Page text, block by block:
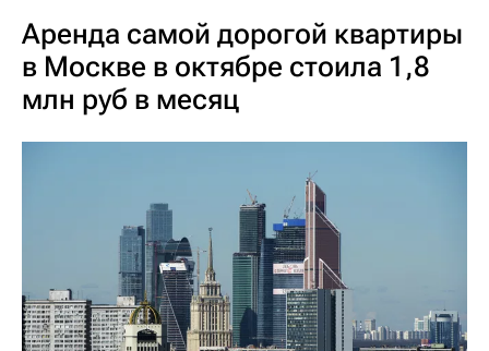
Аренда самой дорогой квартиры
в Москве в октябре стоила 1,8
млн руб в месяц